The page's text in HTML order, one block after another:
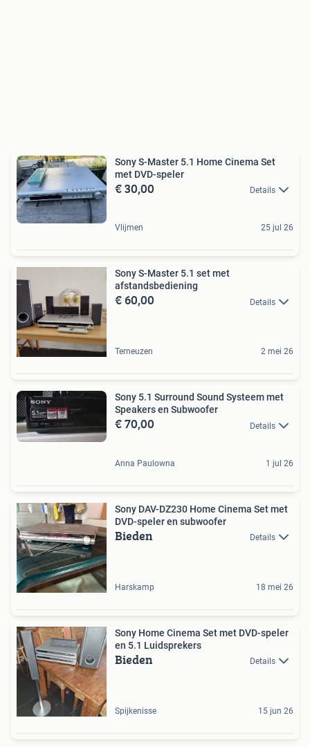
Sony S-Master 5.1 Home Cinema Set
met DVD-speler
€ 30,00 Details
Vlijmen 25 jul 26
Sony S-Master 5.1 set met
afstandsbediening
€ 60,00 Details
Terneuzen 2 mei 26
Sony 5.1 Surround Sound Systeem met
Speakers en Subwoofer
€ 70,00 Details
Anna Paulowna 1 jul 26
Sony DAV-DZ230 Home Cinema Set met
DVD-speler en subwoofer
Bieden Details
Harskamp 18 mei 26
Sony Home Cinema Set met DVD-speler
en 5.1 Luidsprekers
Bieden Details
Spijkenisse 15 jun 26